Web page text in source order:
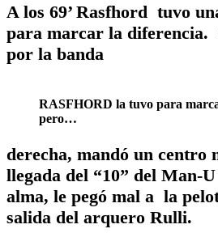
A los 69’ Rasfhord tuvo
para marcar la diferencia.
por la banda
RASFHORD la tuvo para
pero…
derecha, mandó un centro
llegada del “10” del Man-
alma, le pegó mal a la
salida del arquero Rulli.